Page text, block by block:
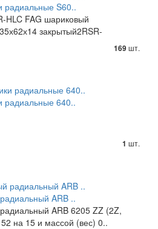
S60..
HLC FAG шариковый
закрытый2RSR-
169 шт.
радиальные 640..
1 шт.
ARB ..
ARB 6205 ZZ (2Z,
на 15 и массой (вес) 0..